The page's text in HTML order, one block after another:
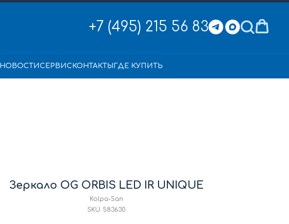
+7 (495) 215 56 83
НОВОСТИ СЕРВИС КОНТАКТЫ ГДЕ КУПИТЬ
Зеркало OG ORBIS LED IR UNIQUE
Kolpa-San
SKU: 583630